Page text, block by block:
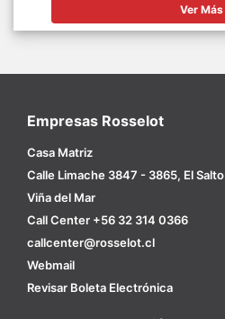
Ver Más
Empresas Rosselot
Casa Matriz
Calle Limache 3847 - 3865, El Salto
Viña del Mar
Call Center +56 32 314 0366
callcenter@rosselot.cl
Webmail
Revisar Boleta Electrónica